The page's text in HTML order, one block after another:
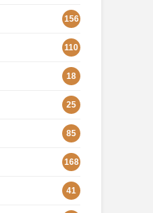
156
110
18
25
85
168
41